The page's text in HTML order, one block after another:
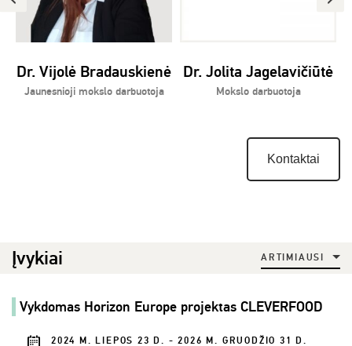
Dr. Vijolė Bradauskienė
Jaunesnioji mokslo darbuotoja
Dr. Jolita Jagelavičiūtė
Mokslo darbuotoja
Kontaktai
Įvykiai ARTIMIAUSI
Vykdomas Horizon Europe projektas CLEVERFOOD
2024 M. LIEPOS 23 D. - 2026 M. GRUODŽIO 31 D.